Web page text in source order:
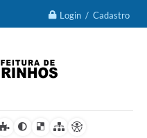
Login / Cadastro